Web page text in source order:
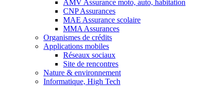
AMV Assurance moto, auto, habitation
CNP Assurances
MAE Assurance scolaire
MMA Assurances
Organismes de crédits
Applications mobiles
Réseaux sociaux
Site de rencontres
Nature & environnement
Informatique, High Tech